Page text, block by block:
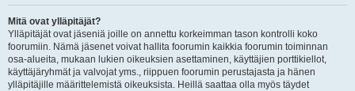
Mitä ovat ylläpitäjät?
Ylläpitäjät ovat jäseniä joille on annettu korkeimman tason kontrolli koko
foorumiin. Nämä jäsenet voivat hallita foorumin kaikkia foorumin toiminnan
osa-alueita, mukaan lukien oikeuksien asettaminen, käyttäjien porttikiellot,
käyttäjäryhmät ja valvojat yms., riippuen foorumin perustajasta ja hänen
ylläpitäjille määrittelemistä oikeuksista. Heillä saattaa olla myös täydet